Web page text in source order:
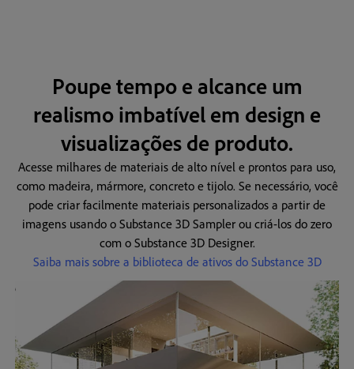
Poupe tempo e alcance um
realismo imbatível em design e
visualizações de produto.
Acesse milhares de materiais de alto nível e prontos para uso,
como madeira, mármore, concreto e tijolo. Se necessário, você
pode criar facilmente materiais personalizados a partir de
imagens usando o Substance 3D Sampler ou criá-los do zero
com o Substance 3D Designer.
Saiba mais sobre a biblioteca de ativos do Substance 3D